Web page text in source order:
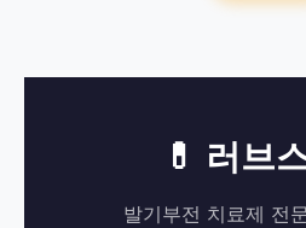
💊 러브
발기부전 치료제 전